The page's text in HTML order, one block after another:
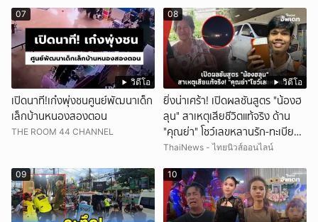
วิดีโอ
07
เปิดนาที!เก๋งพุ่งชนศูนย์พัฒนาเด็ก
เล็กบ้านหนองสองตอน
THE ROOM 44 CHANNEL
วิดีโอ
08
ยิ่งน่าเศร้า! เปิดผลชันสูตร "น้องฮ
ลุน" สาเหตุเสียชีวิตแท้จริง ด้าน
"คุณย่า" โชว์เลขหลานรัก-ทะเบียน
รถเคลื่อนร่าง!
ThaiNews - ไทยนิวส์ออนไลน์
09 10